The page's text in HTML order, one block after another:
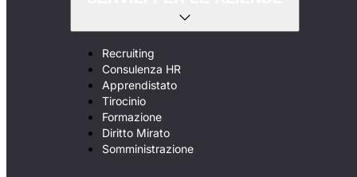
Recruiting
Consulenza HR
Apprendistato
Tirocinio
Formazione
Diritto Mirato
Somministrazione